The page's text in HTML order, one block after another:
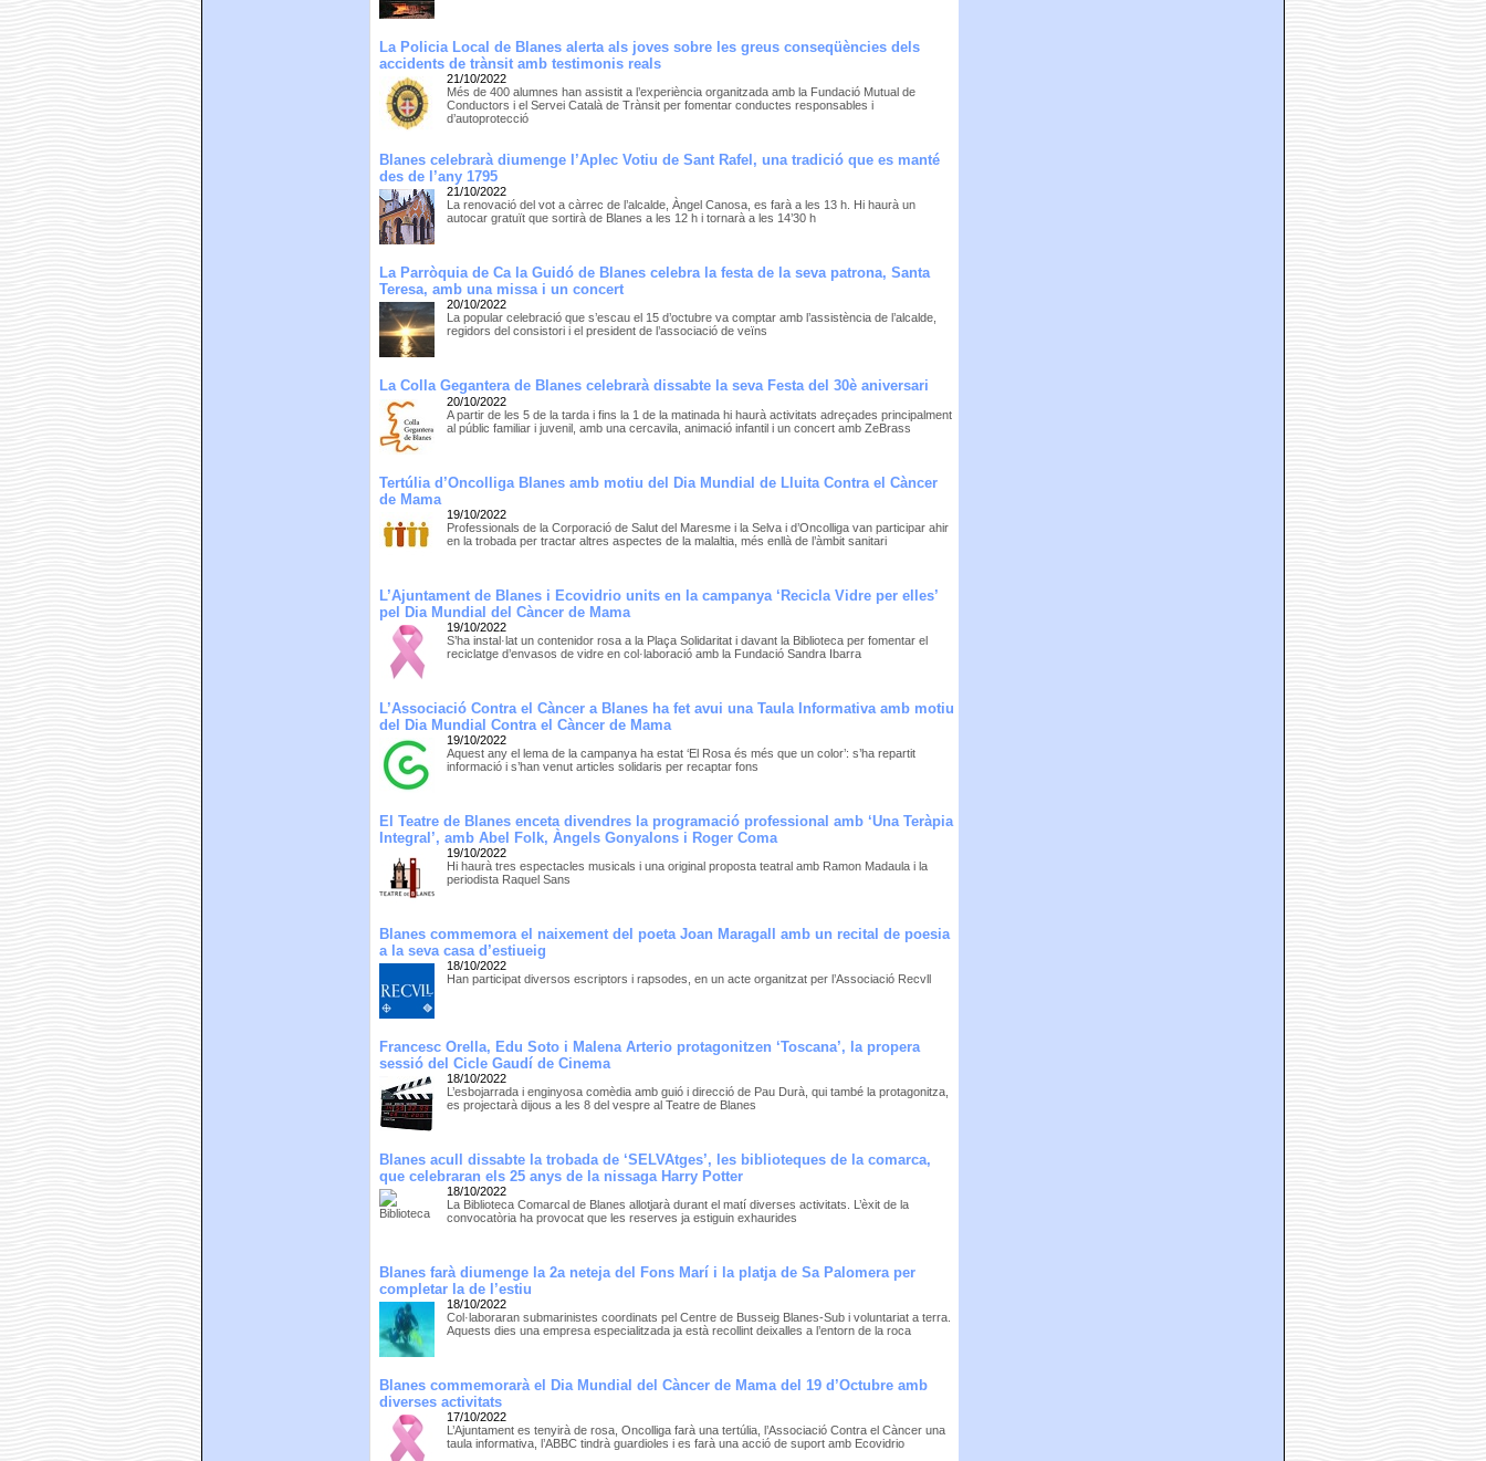
La Policia Local de Blanes alerta als joves sobre les greus conseqüències dels
accidents de trànsit amb testimonis reals
21/10/2022
Més de 400 alumnes han assistit a l’experiència organitzada amb la Fundació Mutual de
Conductors i el Servei Català de Trànsit per fomentar conductes responsables i
d’autoprotecció
Blanes celebrarà diumenge l’Aplec Votiu de Sant Rafel, una tradició que es manté
des de l’any 1795
21/10/2022
La renovació del vot a càrrec de l’alcalde, Àngel Canosa, es farà a les 13 h. Hi haurà un
autocar gratuït que sortirà de Blanes a les 12 h i tornarà a les 14’30 h
La Parròquia de Ca la Guidó de Blanes celebra la festa de la seva patrona, Santa
Teresa, amb una missa i un concert
20/10/2022
La popular celebració que s’escau el 15 d’octubre va comptar amb l’assistència de l’alcalde,
regidors del consistori i el president de l’associació de veïns
La Colla Gegantera de Blanes celebrarà dissabte la seva Festa del 30è aniversari
20/10/2022
A partir de les 5 de la tarda i fins la 1 de la matinada hi haurà activitats adreçades principalment
al públic familiar i juvenil, amb una cercavila, animació infantil i un concert amb ZeBrass
Tertúlia d’Oncolliga Blanes amb motiu del Dia Mundial de Lluita Contra el Càncer
de Mama
19/10/2022
Professionals de la Corporació de Salut del Maresme i la Selva i d’Oncolliga van participar ahir
en la trobada per tractar altres aspectes de la malaltia, més enllà de l’àmbit sanitari
L’Ajuntament de Blanes i Ecovidrio units en la campanya ‘Recicla Vidre per elles’
pel Dia Mundial del Càncer de Mama
19/10/2022
S’ha instal·lat un contenidor rosa a la Plaça Solidaritat i davant la Biblioteca per fomentar el
reciclatge d’envasos de vidre en col·laboració amb la Fundació Sandra Ibarra
L’Associació Contra el Càncer a Blanes ha fet avui una Taula Informativa amb motiu
del Dia Mundial Contra el Càncer de Mama
19/10/2022
Aquest any el lema de la campanya ha estat ‘El Rosa és més que un color’: s’ha repartit
informació i s’han venut articles solidaris per recaptar fons
El Teatre de Blanes enceta divendres la programació professional amb ‘Una Teràpia
Integral’, amb Abel Folk, Àngels Gonyalons i Roger Coma
19/10/2022
Hi haurà tres espectacles musicals i una original proposta teatral amb Ramon Madaula i la
periodista Raquel Sans
Blanes commemora el naixement del poeta Joan Maragall amb un recital de poesia
a la seva casa d’estiueig
18/10/2022
Han participat diversos escriptors i rapsodes, en un acte organitzat per l’Associació Recvll
Francesc Orella, Edu Soto i Malena Arterio protagonitzen ‘Toscana’, la propera
sessió del Cicle Gaudí de Cinema
18/10/2022
L’esbojarrada i enginyosa comèdia amb guió i direcció de Pau Durà, qui també la protagonitza,
es projectarà dijous a les 8 del vespre al Teatre de Blanes
Blanes acull dissabte la trobada de ‘SELVAtges’, les biblioteques de la comarca,
que celebraran els 25 anys de la nissaga Harry Potter
18/10/2022
La Biblioteca Comarcal de Blanes allotjarà durant el matí diverses activitats. L’èxit de la
convocatòria ha provocat que les reserves ja estiguin exhaurides
Blanes farà diumenge la 2a neteja del Fons Marí i la platja de Sa Palomera per
completar la de l’estiu
18/10/2022
Col·laboraran submarinistes coordinats pel Centre de Busseig Blanes-Sub i voluntariat a terra.
Aquests dies una empresa especialitzada ja està recollint deixalles a l’entorn de la roca
Blanes commemorarà el Dia Mundial del Càncer de Mama del 19 d’Octubre amb
diverses activitats
17/10/2022
L’Ajuntament es tenyirà de rosa, Oncolliga farà una tertúlia, l’Associació Contra el Càncer una
taula informativa, l’ABBC tindrà guardioles i es farà una acció de suport amb Ecovidrio